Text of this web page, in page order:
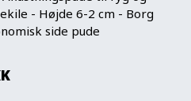
- Højde 6-2 cm - Borg
side pude